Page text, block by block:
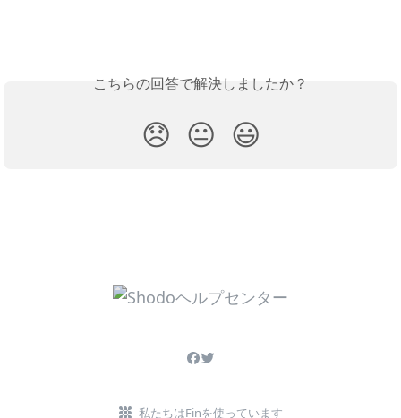
こちらの回答で解決しましたか？
😞 😐 😃
私たちはFinを使っています